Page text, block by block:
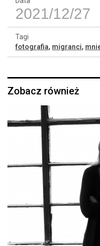
2021/12/27
Tagi
fotografia, migranci,
Zobacz również